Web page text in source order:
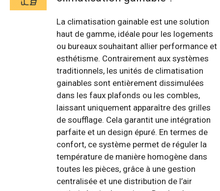
La climatisation gainable est une solution
haut de gamme, idéale pour les logements
ou bureaux souhaitant allier performance et
esthétisme. Contrairement aux systèmes
traditionnels, les unités de climatisation
gainables sont entièrement dissimulées
dans les faux plafonds ou les combles,
laissant uniquement apparaître des grilles
de soufflage. Cela garantit une intégration
parfaite et un design épuré. En termes de
confort, ce système permet de réguler la
température de manière homogène dans
toutes les pièces, grâce à une gestion
centralisée et une distribution de l’air